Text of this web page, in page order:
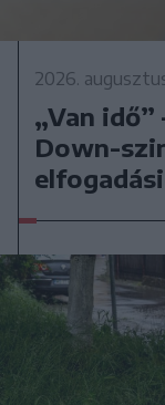
2026.
„Van
Down-